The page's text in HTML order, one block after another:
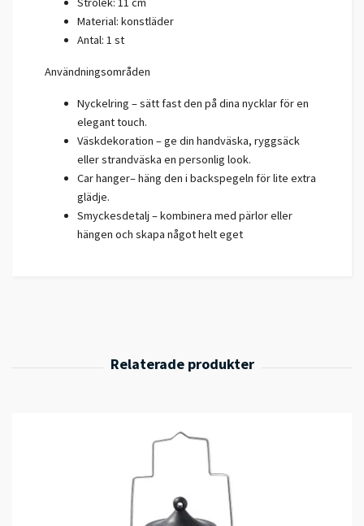
Material: konstläder
Antal: 1 st
Användningsområden
Nyckelring – sätt fast den på dina nycklar för en
elegant touch.
Väskdekoration – ge din handväska, ryggsäck
eller strandväska en personlig look.
Car hanger– häng den i backspegeln för lite extra
glädje.
Smyckesdetalj – kombinera med pärlor eller
hängen och skapa något helt eget